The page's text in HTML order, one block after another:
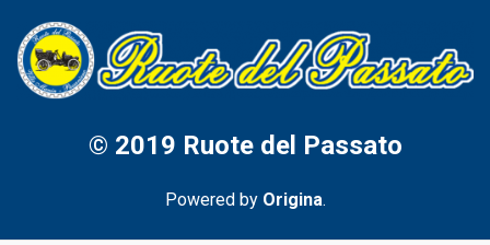
© 2019 Ruote del Passato
Powered by Origina.